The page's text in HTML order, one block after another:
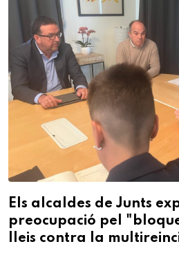
Els alcaldes de Junts
preocupació pel
lleis contra la